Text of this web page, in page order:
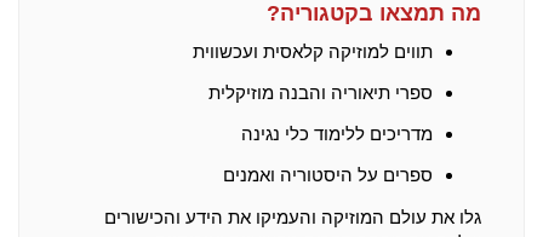
מה תמצאו בקטגוריה?
תווים למוזיקה קלאסית ועכשווית
ספרי תיאוריה והבנה מוזיקלית
מדריכים ללימוד כלי נגינה
ספרים על היסטוריה ואמנים
גלו את עולם המוזיקה והעמיקו את הידע והכישורים